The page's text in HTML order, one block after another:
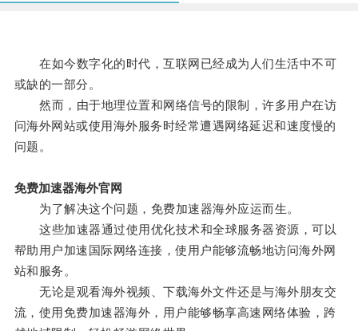
在如今数字化的时代，互联网已经成为人们生活中不可
或缺的一部分。
然而，由于地理位置和网络信号的限制，许多用户在访
问海外网站或使用海外服务时经常遭遇网络延迟和速度慢的
问题。
免费加速器海外官网
为了解决这个问题，免费加速器海外应运而生。
这些加速器通过使用优化技术和全球服务器资源，可以
帮助用户加速国际网络连接，使用户能够流畅地访问海外网
站和服务。
无论是观看海外视频、下载海外文件还是与海外朋友交
流，使用免费加速器海外，用户能够畅享高速网络体验，跨